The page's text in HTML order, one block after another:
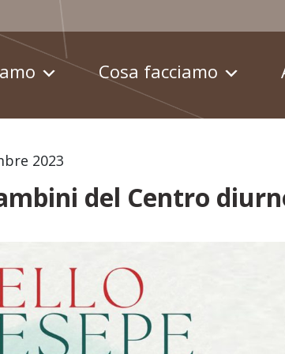
Cosa facciamo
2023
del Centro